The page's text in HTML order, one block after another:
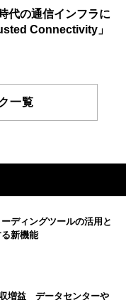
代の通信インフラに
Connectivity」
一覧
ディングツールの活用と
新機能
増益 データセンターや